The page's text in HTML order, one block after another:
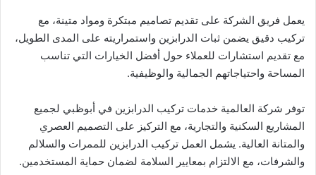
يعمل فريق الشركة على تقديم تصاميم مبتكرة ومواد متينة، مع
تركيب دقيق يضمن ثبات الدرابزين واستمراريته على المدى الطويل،
مع تقديم استشارات للعملاء حول أفضل الخيارات التي تناسب
المساحة واحتياجاتهم الجمالية والوظيفية.
توفر شركة العالمية خدمات تركيب الدرابزين في أبوظبي لجميع
المشاريع السكنية والتجارية، مع التركيز على التصميم العصري
والمتانة العالية. يشمل العمل تركيب الدرابزين للممرات والسلالم
والشرفات، مع الالتزام بمعايير السلامة لضمان حماية المستخدمين.